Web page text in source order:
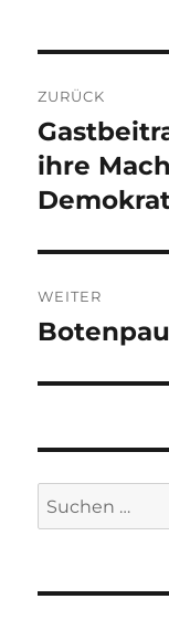
ZURÜCK
Vorheriger
Beitrag:
ihre
WEITER
Nächster
Suchen
nach: